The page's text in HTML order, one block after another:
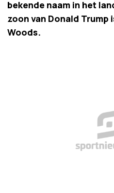
bekende naam in het
zoon van Donald Trump
Woods.